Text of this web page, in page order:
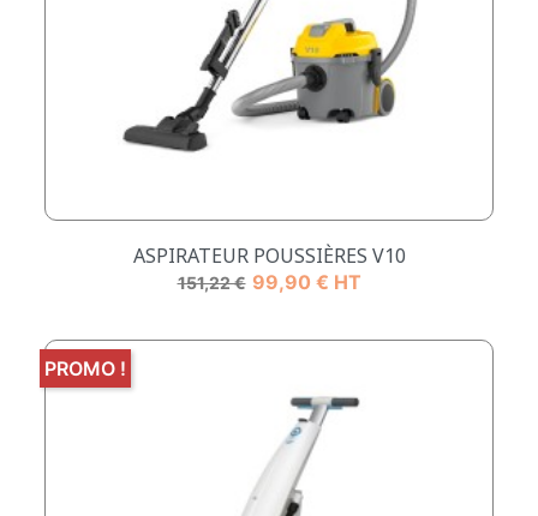
ASPIRATEUR POUSSIÈRES V10
Prix de base
151,22 € Prix
99,90 € HT
PROMO !